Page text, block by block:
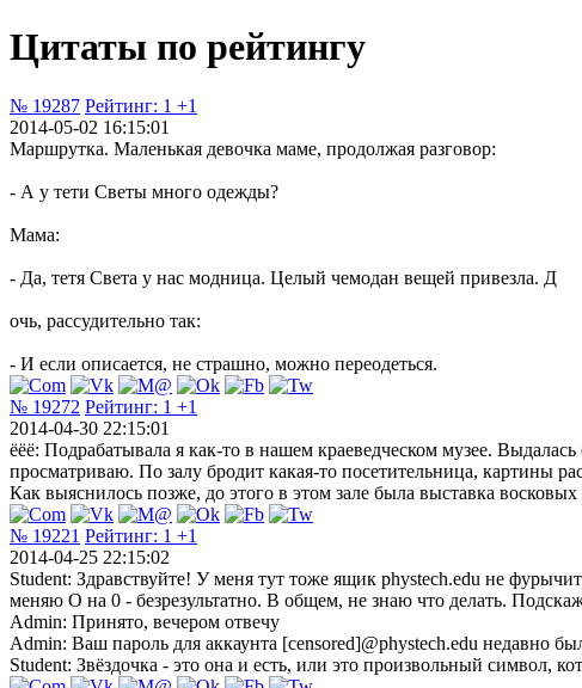
Цитаты по рейтингу
№ 19287 Рейтинг: 1 +1
2014-05-02 16:15:01
Маршрутка. Маленькая девочка маме, продолжая разговор:
- А у тети Светы много одежды?
Мама:
- Да, тетя Света у нас модница. Целый чемодан вещей привезла. Д
очь, рассудительно так:
- И если описается, не страшно, можно переодеться.
№ 19272 Рейтинг: 1 +1
2014-04-30 22:15:01
ёёё: Подрабатывала я как-то в нашем краеведческом музее.
просматриваю. По залу бродит какая-то посетительница, картины
Как выяснилось позже, до этого в этом зале была выставка
№ 19221 Рейтинг: 1 +1
2014-04-25 22:15:02
Student: Здравствуйте! У меня тут тоже ящик phystech.edu не
меняю O на 0 - безрезультатно. В общем, не знаю что делать.
Admin: Принято, вечером отвечу
Admin: Ваш пароль для аккаунта [censored]@phystech.edu недавно
Student: Звёздочка - это она и есть, или это произвольный символ,